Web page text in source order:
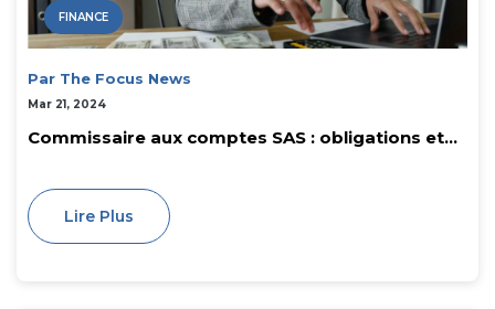
FINANCE
Par The Focus News
Mar 21, 2024
Commissaire aux comptes SAS : obligations et...
Lire Plus